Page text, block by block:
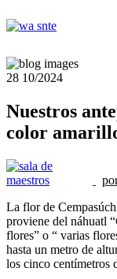
28 10/2024
Nuestros
color
La flor de
proviene del náhuatl
flores” o “ varias
hasta un metro de
los cinco centímetros